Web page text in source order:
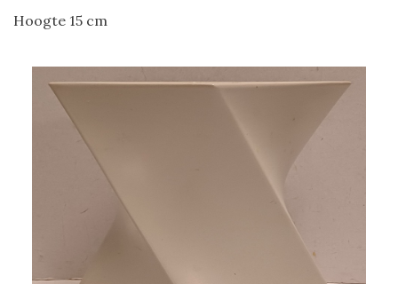
Hoogte 15 cm